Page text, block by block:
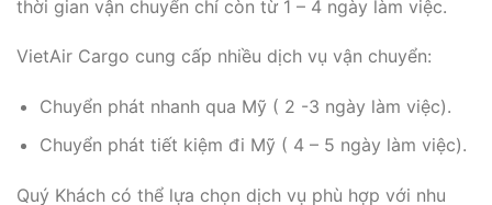
thời gian vận chuyển chỉ còn từ 1 – 4 ngày làm việc.
VietAir Cargo cung cấp nhiều dịch vụ vận chuyển:
Chuyển phát nhanh qua Mỹ ( 2 -3 ngày làm việc).
Chuyển phát tiết kiệm đi Mỹ ( 4 – 5 ngày làm việc).
Quý Khách có thể lựa chọn dịch vụ phù hợp với nhu